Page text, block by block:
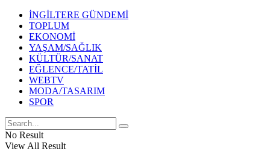
İNGİLTERE GÜNDEMİ
TOPLUM
EKONOMİ
YAŞAM/SAĞLIK
KÜLTÜR/SANAT
EĞLENCE/TATİL
WEBTV
MODA/TASARIM
SPOR
No Result
View All Result